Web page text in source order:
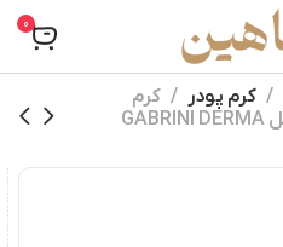
0
کرم پودر
کرم
پودر 24ساعته درما گابرینی اصل GABRINI DERMA